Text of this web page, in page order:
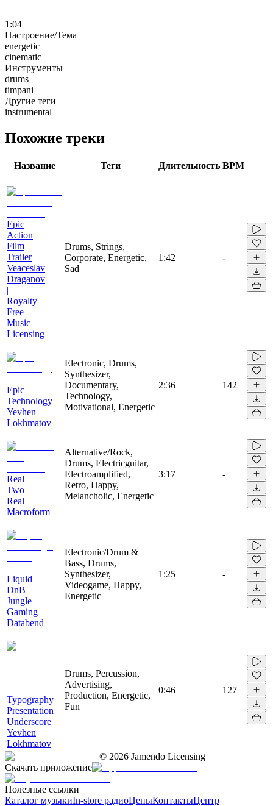
1:04
Настроение/Тема
energetic
cinematic
Инструменты
drums
timpani
Другие теги
instrumental
Похожие треки
Название Теги Длительность BPM
Epic
Action
Film
Trailer
Veaceslav
Draganov
|
Royalty
Free
Music
Licensing
Drums, Strings,
Corporate, Energetic,
Sad
1:42 -
Epic
Technology
Yevhen
Lokhmatov
Electronic, Drums,
Synthesizer,
Documentary,
Technology,
Motivational, Energetic
2:36 142
Real
Two
Real
Macroform
Alternative/Rock,
Drums, Electricguitar,
Electroamplified,
Retro, Happy,
Melancholic, Energetic
3:17 -
Liquid
DnB
Jungle
Gaming
Databend
Electronic/Drum &
Bass, Drums,
Synthesizer,
Videogame, Happy,
Energetic
1:25 -
Typography
Presentation
Underscore
Yevhen
Lokhmatov
Drums, Percussion,
Advertising,
Production, Energetic,
Fun
0:46 127
© 2026 Jamendo Licensing
Скачать приложение
Полезные ссылки
Каталог музыкиIn-store радиоЦеныКонтактыЦентр